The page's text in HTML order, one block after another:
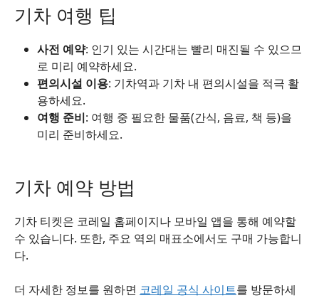
기차 여행 팁
사전 예약: 인기 있는 시간대는 빨리 매진될 수 있으므
로 미리 예약하세요.
편의시설 이용: 기차역과 기차 내 편의시설을 적극 활
용하세요.
여행 준비: 여행 중 필요한 물품(간식, 음료, 책 등)을
미리 준비하세요.
기차 예약 방법
기차 티켓은 코레일 홈페이지나 모바일 앱을 통해 예약할
수 있습니다. 또한, 주요 역의 매표소에서도 구매 가능합니
다.
더 자세한 정보를 원하면 코레일 공식 사이트를 방문하세